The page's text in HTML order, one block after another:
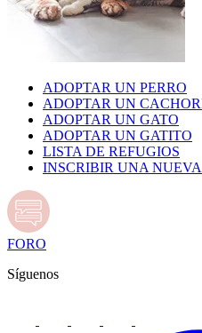
ADOPTAR UN PERRO
ADOPTAR UN
ADOPTAR UN GATO
ADOPTAR UN GATITO
LISTA DE REFUGIOS
INSCRIBIR UNA
FORO
Síguenos